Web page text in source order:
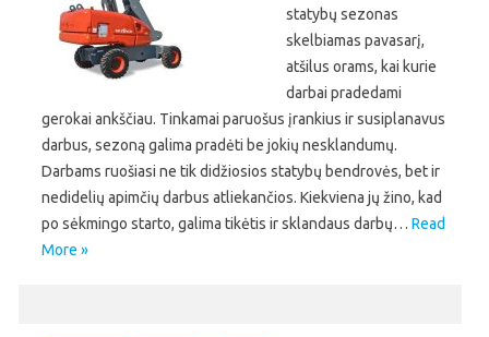
statybų sezonas
skelbiamas pavasarį,
atšilus orams, kai kurie
darbai pradedami
gerokai ankščiau. Tinkamai paruošus įrankius ir susiplanavus
darbus, sezoną galima pradėti be jokių nesklandumų.
Darbams ruošiasi ne tik didžiosios statybų bendrovės, bet ir
nedidelių apimčių darbus atliekančios. Kiekviena jų žino, kad
po sėkmingo starto, galima tikėtis ir sklandaus darbų… Read
More »